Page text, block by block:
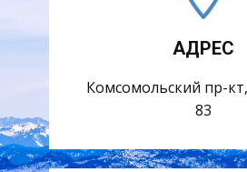
АДРЕС
Комсомольский пр-
83